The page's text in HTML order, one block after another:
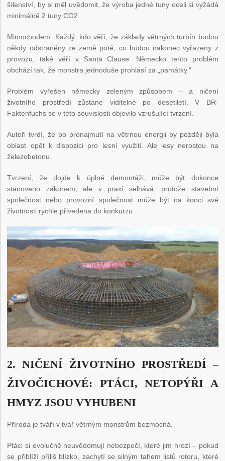
šílenství, by si měl uvědomit, že výroba jedné tuny oceli si vyžádá
minimálně 2 tuny CO2.
Mimochodem: Každý, kdo věří, že základy větrných turbín budou
někdy odstraněny ze země poté, co budou nakonec vyřazeny z
provozu, také věří v Santa Clause. Německo tento problém
obchází tak, že monstra jednoduše prohlásí za „památky.“
Problém vyřešen německy zeleným způsobem – a ničení
životního prostředí zůstane viditelné po desetiletí. V BR-
Faktenfuchs se v této souvislosti objevilo vzrušující tvrzení.
Autoři tvrdí, že po pronajmutí na větrnou energii by později byla
oblast opět k dispozici pro lesní využití. Ale lesy nerostou na
železobetonu.
Tvrzení, že dojde k úplné demontáži, může být dokonce
stanoveno zákonem, ale v praxi selhává, protože stavební
společnost nebo provozní společnost může být na konci své
životnosti rychle přivedena do konkurzu.
2. NIČENÍ ŽIVOTNÍHO PROSTŘEDÍ –
ŽIVOČICHOVÉ: PTÁCI, NETOPÝŘI A
HMYZ JSOU VYHUBENI
Příroda je tváří v tvář větrným monstrům bezmocná.
Ptáci si evolučně neuvědomují nebezpečí, které jim hrozí – pokud
se přiblíží příliš blízko, zachytí se silným tahem listů rotoru, které